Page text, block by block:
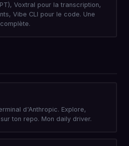
Voxtral pour la transcription,
Vibe CLI pour le code. Une
d'Anthropic. Explore,
ton repo. Mon daily driver.